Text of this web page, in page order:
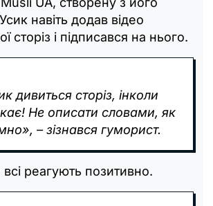
навіть додав відео
сторіз і підписався на нього.
дивиться сторіз, інколи
Не описати словами, як
– зізнався гуморист.
реагують позитивно.